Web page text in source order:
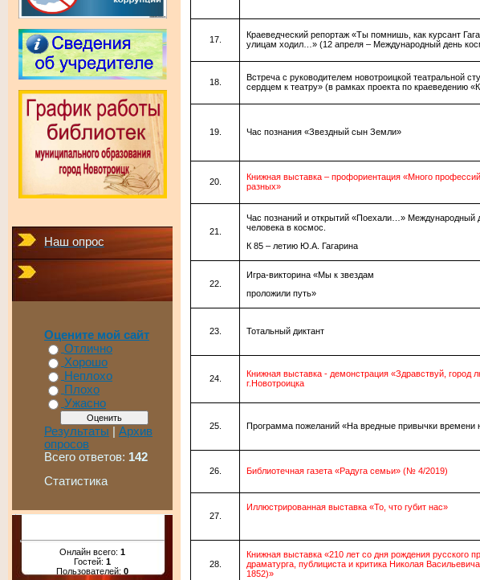
Наш опрос
Оцените мой сайт
Отлично
Хорошо
Неплохо
Плохо
Ужасно
Результаты | Архив
опросов
Всего ответов: 142
Статистика
Онлайн всего: 1
Гостей: 1
Пользователей: 0
Краеведческий репортаж «Ты помнишь, как курсант
улицам ходил…» (12 апреля – Международный день
Встреча с руководителем новотроицкой театральной
сердцем к театру» (в рамках проекта по краеведению
Час познания «Звездный сын Земли»
Книжная выставка – профориентация «Много
разных»
Час познаний и открытий «Поехали…» Международный
человека в космос.
К 85 – летию Ю.А. Гагарина
Игра-викторина «Мы к звездам
проложили путь»
Тотальный диктант
Книжная выставка - демонстрация «Здравствуй, город
г.Новотроицка
Программа пожеланий «На вредные привычки времени
Библиотечная газета «Радуга семьи» (№ 4/2019)
Иллюстрированная выставка «То, что губит нас»
Книжная выставка «210 лет со дня рождения русского
драматурга, публициста и критика Николая
1852)»